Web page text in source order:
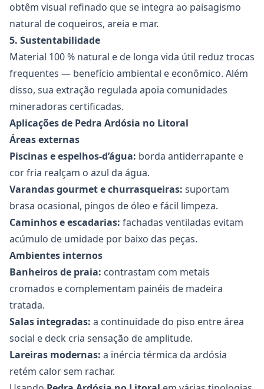
obtêm visual refinado que se integra ao paisagismo
natural de coqueiros, areia e mar.
5. Sustentabilidade
Material 100 % natural e de longa vida útil reduz trocas
frequentes — benefício ambiental e econômico. Além
disso, sua extração regulada apoia comunidades
mineradoras certificadas.
Aplicações de Pedra Ardósia no Litoral
Áreas externas
Piscinas e espelhos-d’água: borda antiderrapante e
cor fria realçam o azul da água.
Varandas gourmet e churrasqueiras: suportam
brasa ocasional, pingos de óleo e fácil limpeza.
Caminhos e escadarias: fachadas ventiladas evitam
acúmulo de umidade por baixo das peças.
Ambientes internos
Banheiros de praia: contrastam com metais
cromados e complementam painéis de madeira
tratada.
Salas integradas: a continuidade do piso entre área
social e deck cria sensação de amplitude.
Lareiras modernas: a inércia térmica da ardósia
retém calor sem rachar.